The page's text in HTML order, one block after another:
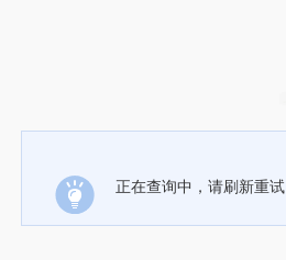
正在查询中，请刷新重试